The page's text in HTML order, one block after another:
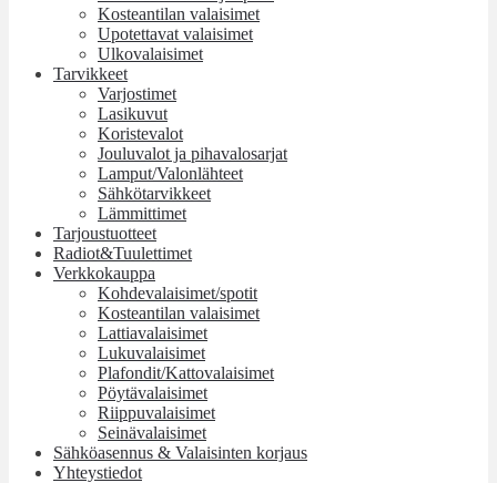
Kosteantilan valaisimet
Upotettavat valaisimet
Ulkovalaisimet
Tarvikkeet
Varjostimet
Lasikuvut
Koristevalot
Jouluvalot ja pihavalosarjat
Lamput/Valonlähteet
Sähkötarvikkeet
Lämmittimet
Tarjoustuotteet
Radiot&Tuulettimet
Verkkokauppa
Kohdevalaisimet/spotit
Kosteantilan valaisimet
Lattiavalaisimet
Lukuvalaisimet
Plafondit/Kattovalaisimet
Pöytävalaisimet
Riippuvalaisimet
Seinävalaisimet
Sähköasennus & Valaisinten korjaus
Yhteystiedot